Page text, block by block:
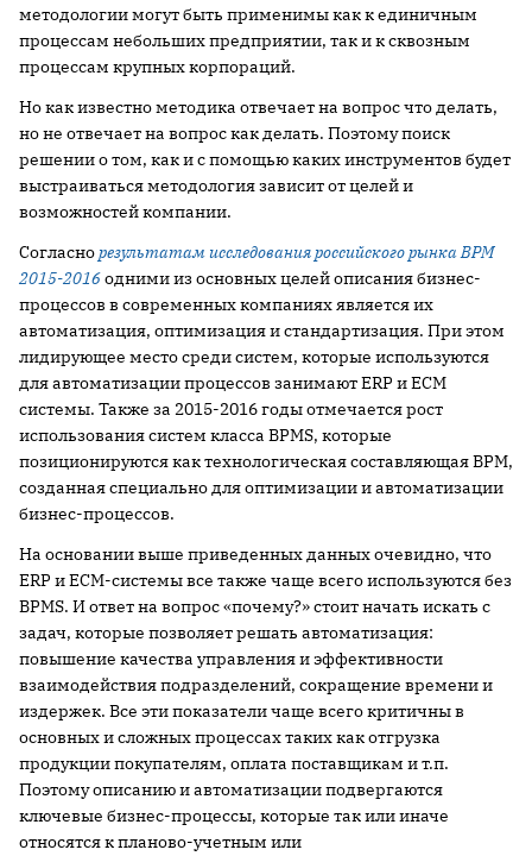
методологии могут быть применимы как к единичным
процессам небольших предприятии, так и к сквозным
процессам крупных корпораций.
Но как известно методика отвечает на вопрос что делать,
но не отвечает на вопрос как делать. Поэтому поиск
решении о том, как и с помощью каких инструментов будет
выстраиваться методология зависит от целей и
возможностей компании.
Согласнорезультатам исследования российского рынка BPM
2015-2016одними из основных целей описания бизнес-
процессов в современных компаниях является их
автоматизация, оптимизация и стандартизация. При этом
лидирующее место среди систем, которые используются
для автоматизации процессов занимают ERP и ECM
системы. Также за 2015-2016 годы отмечается рост
использования систем класса BPMS, которые
позиционируются как технологическая составляющая BPM,
созданная специально для оптимизации и автоматизации
бизнес-процессов.
На основании выше приведенных данных очевидно, что
ERP и ECM-системы все также чаще всего используются без
ВPMS. И ответ на вопрос «почему?» стоит начать искать с
задач, которые позволяет решать автоматизация:
повышение качества управления и эффективности
взаимодействия подразделений, сокращение времени и
издержек. Все эти показатели чаще всего критичны в
основных и сложных процессах таких как отгрузка
продукции покупателям, оплата поставщикам и т.п.
Поэтому описанию и автоматизации подвергаются
ключевые бизнес-процессы, которые так или иначе
относятся к планово-учетным или